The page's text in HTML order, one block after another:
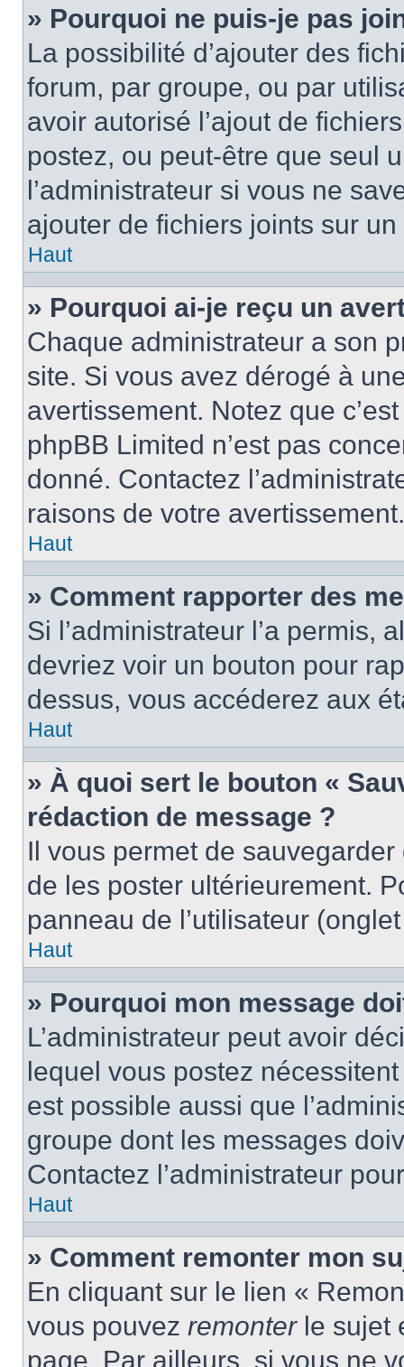
» Pourquoi ne puis-je pas
La possibilité d’ajouter des
forum, par groupe, ou par
avoir autorisé l’ajout de
postez, ou peut-être que seul
l’administrateur si vous ne
ajouter de fichiers joints sur un
Haut
» Pourquoi ai-je reçu un
Chaque administrateur a son
site. Si vous avez dérogé à
avertissement. Notez que
phpBB Limited n’est pas
donné. Contactez
raisons de votre avertissement.
Haut
» Comment rapporter des
Si l’administrateur l’a permis,
devriez voir un bouton pour
dessus, vous accéderez aux
Haut
» À quoi sert le bouton «
rédaction de message ?
Il vous permet de
de les poster ultérieurement.
panneau de l’utilisateur
Haut
» Pourquoi mon message
L’administrateur peut avoir
lequel vous postez
est possible aussi que
groupe dont les messages
Contactez l’administrateur
Haut
» Comment remonter mon
En cliquant sur le lien «
vous pouvez remonterle sujet
page. Par ailleurs, si vous ne